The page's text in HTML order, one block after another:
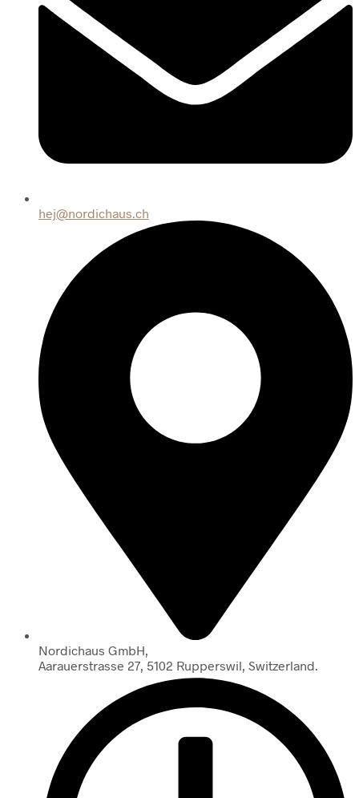
hej@nordichaus.ch
Nordichaus GmbH,
Aarauerstrasse 27, 5102 Rupperswil, Switzerland.